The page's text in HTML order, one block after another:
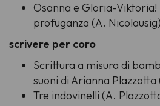
Osanna e Gloria-Viktoria!
profuganza (A. Nicolausig)
scrivere per coro
Scrittura a misura di
suoni di Arianna
Tre indovinelli (A.